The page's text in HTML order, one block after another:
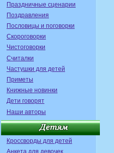
Праздничные сценарии
Поздравления
Пословицы и поговорки
Скороговорки
Чистоговорки
Считалки
Частушки для детей
Приметы
Книжные новинки
Дети говорят
Наши авторы
Кроссворды для детей
Анкета для девочек